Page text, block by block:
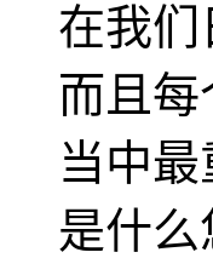
在我
而且
当中
是什